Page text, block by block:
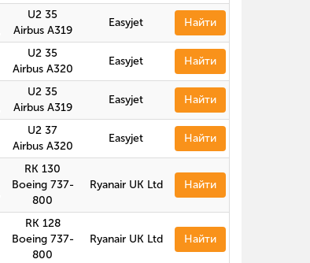
U2 35
Airbus A319
Easyjet Найти
U2 35
Airbus А320
Easyjet Найти
U2 35
Airbus A319
Easyjet Найти
U2 37
Airbus А320
Easyjet Найти
RK 130
Boeing 737-
800
Ryanair UK Ltd Найти
RK 128
Boeing 737-
800
Ryanair UK Ltd Найти